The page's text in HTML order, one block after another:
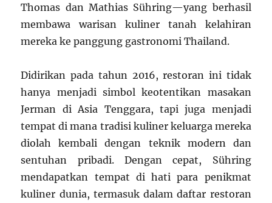
Thomas dan Mathias Sühring—yang berhasil
membawa warisan kuliner tanah kelahiran
mereka ke panggung gastronomi Thailand.
Didirikan pada tahun 2016, restoran ini tidak
hanya menjadi simbol keotentikan masakan
Jerman di Asia Tenggara, tapi juga menjadi
tempat di mana tradisi kuliner keluarga mereka
diolah kembali dengan teknik modern dan
sentuhan pribadi. Dengan cepat, Sühring
mendapatkan tempat di hati para penikmat
kuliner dunia, termasuk dalam daftar restoran